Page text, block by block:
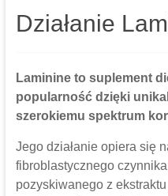
Działanie
Laminine to suplement
popularność dzięki
szerokiemu spektrum
Jego działanie opiera się
fibroblastycznego
pozyskiwanego z